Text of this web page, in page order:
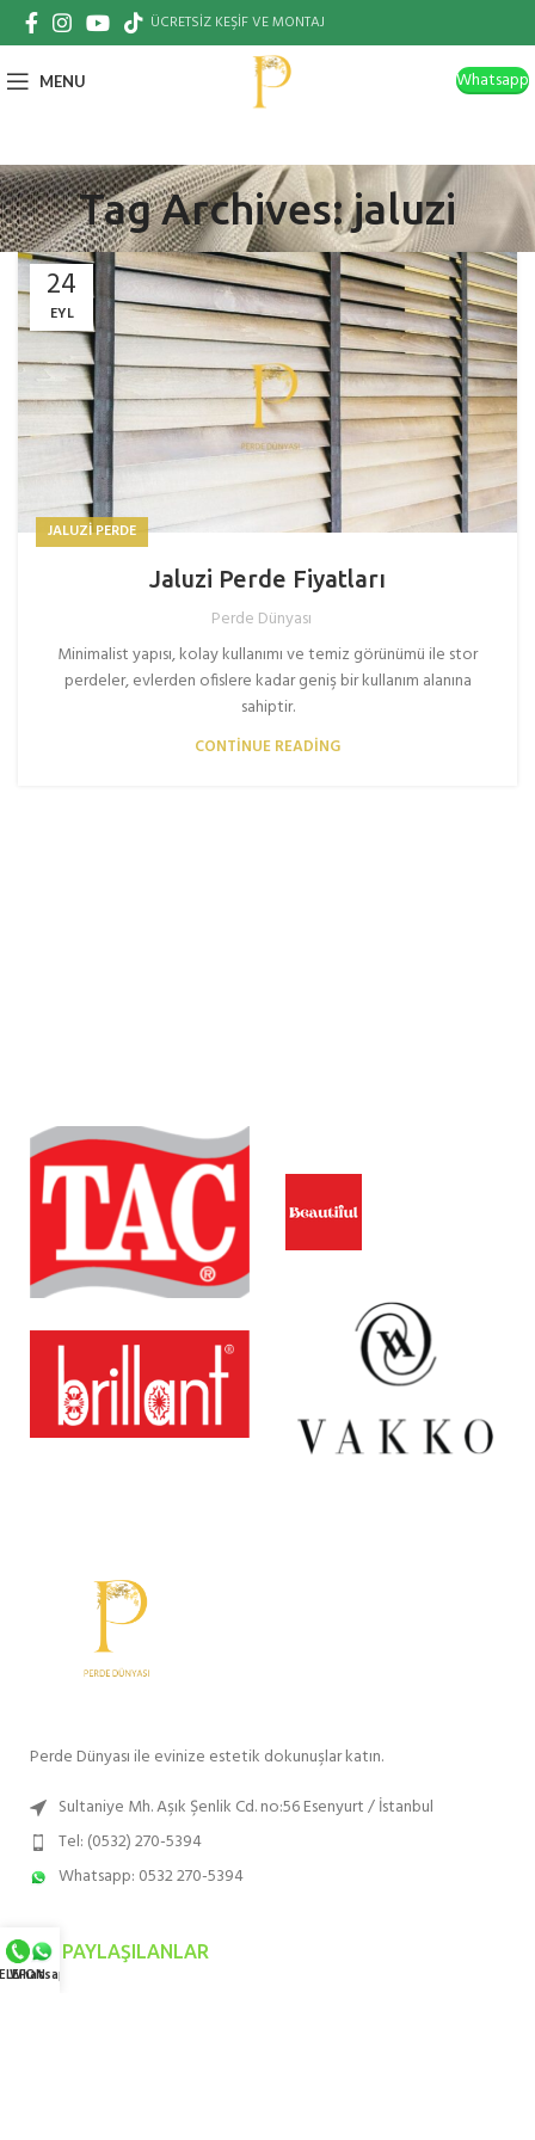
ÜCRETSİZ KEŞİF VE MONTAJ
MENU Whatsapp
Tag Archives: jaluzi
24
EYL
JALUZI PERDE
Jaluzi Perde Fiyatları
Perde Dünyası
Minimalist yapısı, kolay kullanımı ve temiz görünümü ile stor
perdeler, evlerden ofislere kadar geniş bir kullanım alanına
sahiptir.
CONTINUE READING
Perde Dünyası ile evinize estetik dokunuşlar katın.
Sultaniye Mh. Aşık Şenlik Cd. no:56 Esenyurt / İstanbul
Tel: (0532) 270-5394
Whatsapp: 0532 270-5394
SON PAYLAŞILANLAR
Whatsapp